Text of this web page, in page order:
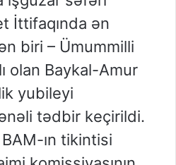
İttifaqında ən
biri – Ümummilli
olan Baykal-Amur
yubileyi
tədbir keçirildi.
ın tikintisi